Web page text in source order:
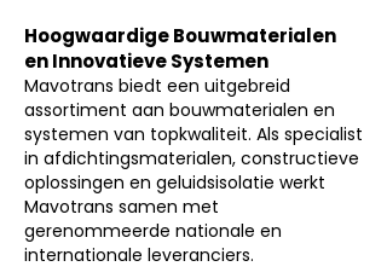
Hoogwaardige Bouwmaterialen
en Innovatieve Systemen
Mavotrans biedt een uitgebreid
assortiment aan bouwmaterialen en
systemen van topkwaliteit. Als specialist
in afdichtingsmaterialen, constructieve
oplossingen en geluidsisolatie werkt
Mavotrans samen met
gerenommeerde nationale en
internationale leveranciers.